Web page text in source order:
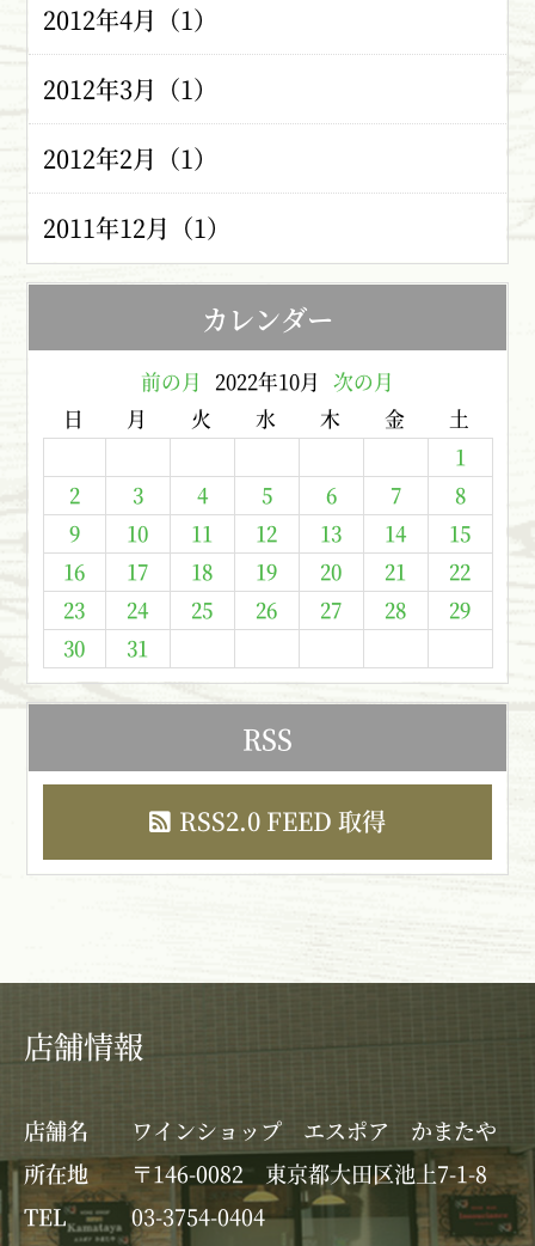
2012年4月（1）
2012年3月（1）
2012年2月（1）
2011年12月（1）
カレンダー
前の月 2022年10月 次の月
日
月 火 水 木 金
土
1
2
3 4 5 6 7
8
9
10 11 12 13 14
15
16
17 18 19 20 21
22
23
24 25 26 27 28
29
30
31
RSS
RSS2.0 FEED 取得
店舗情報
店舗名
ワインショップ エスポア かまたや
所在地
〒146-0082 東京都大田区池上7-1-8
TEL
03-3754-0404